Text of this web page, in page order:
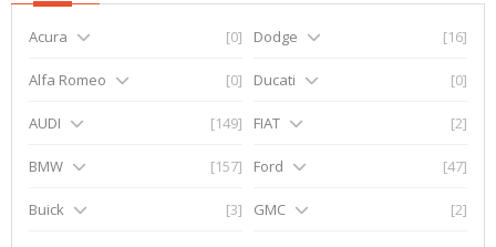
Acura [0]
Alfa Romeo [0]
AUDI [149]
BMW [157]
Buick [3]
Dodge [16]
Ducati [0]
FIAT [2]
Ford [47]
GMC [2]